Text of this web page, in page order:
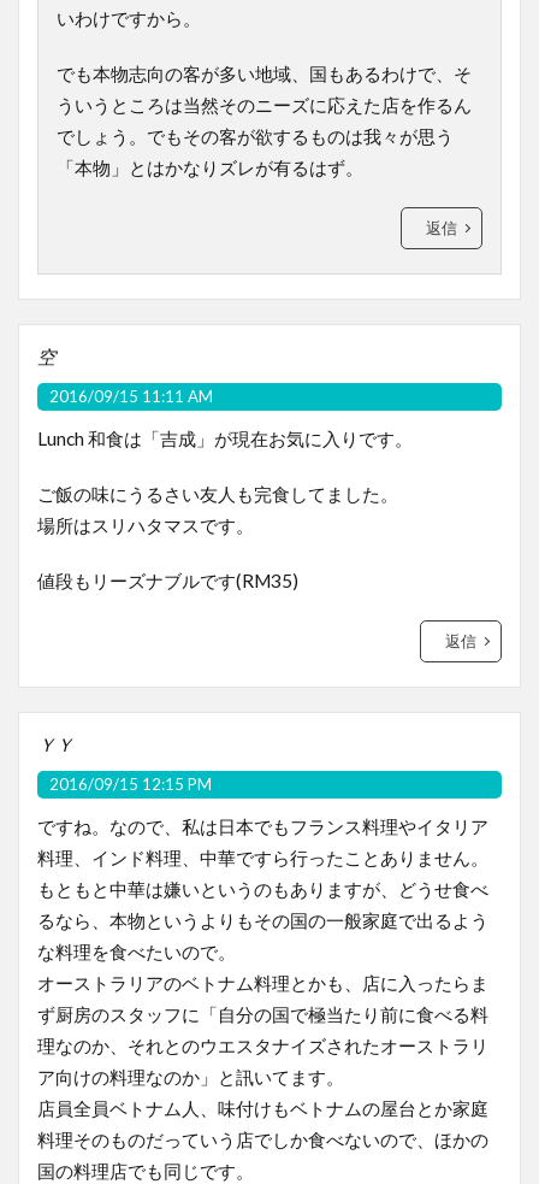
いわけですから。
でも本物志向の客が多い地域、国もあるわけで、そ
ういうところは当然そのニーズに応えた店を作るん
でしょう。でもその客が欲するものは我々が思う
「本物」とはかなりズレが有るはず。
返信
空
2016/09/15 11:11 AM
Lunch 和食は「吉成」が現在お気に入りです。
ご飯の味にうるさい友人も完食してました。
場所はスリハタマスです。
値段もリーズナブルです(RM35)
返信
ＹＹ
2016/09/15 12:15 PM
ですね。なので、私は日本でもフランス料理やイタリア
料理、インド料理、中華ですら行ったことありません。
もともと中華は嫌いというのもありますが、どうせ食べ
るなら、本物というよりもその国の一般家庭で出るよう
な料理を食べたいので。
オーストラリアのベトナム料理とかも、店に入ったらま
ず厨房のスタッフに「自分の国で極当たり前に食べる料
理なのか、それとのウエスタナイズされたオーストラリ
ア向けの料理なのか」と訊いてます。
店員全員ベトナム人、味付けもベトナムの屋台とか家庭
料理そのものだっていう店でしか食べないので、ほかの
国の料理店でも同じです。